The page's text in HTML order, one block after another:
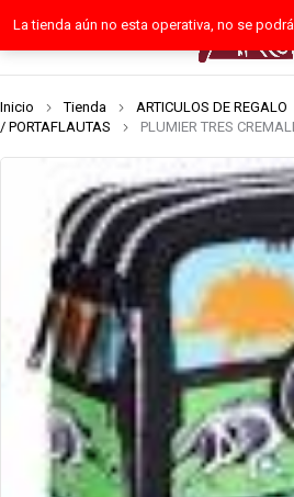
La tienda aún no esta operativa, no se
Inicio Tienda ARTICULOS DE REGALO
/ PORTAFLAUTAS
PLUMIER TRES